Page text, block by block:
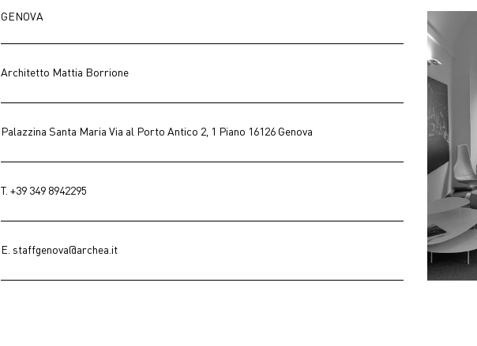
GENOVA
Architetto Mattia Borrione
Palazzina Santa Maria Via al Porto Antico 2, 1 Piano 16126 Genova
T.+39 349 8942295
E. staffgenova@archea.it